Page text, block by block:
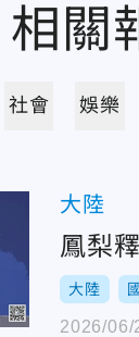
相關
社會 娛樂
大陸
鳳梨
大陸
2026/06/